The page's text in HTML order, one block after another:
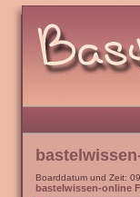
Boarddatum und Zeit:
bastelwissen-online